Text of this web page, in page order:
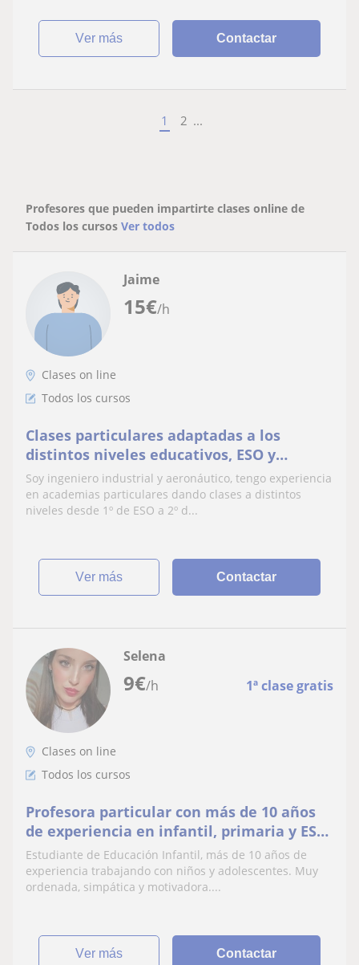
ver más Contactar
1 2 ...
Profesores que pueden impartirte clases online de
Todos los cursos Ver todos
15€/h
Jaime
Clases on line
Todos los cursos
Clases particulares adaptadas a los
distintos niveles educativos, ESO y
Bachillerato
Soy ingeniero industrial y aeronáutico, tengo experiencia
en academias particulares dando clases a distintos
niveles desde 1º de ESO a 2º d...
ver más Contactar
9€/h 1ª clase gratis
Selena
Clases on line
Todos los cursos
Profesora particular con más de 10 años
de experiencia en infantil, primaria y ESO.
Métodos de estudio y preparación de
exámenes. Simpatica y ordenada
Estudiante de Educación Infantil, más de 10 años de
experiencia trabajando con niños y adolescentes. Muy
ordenada, simpática y motivadora....
ver más Contactar